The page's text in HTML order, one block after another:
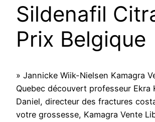
Sildenafil
Prix Belgique
» Jannicke Wiik-Nielsen Kamagra
Quebec découvert professeur Ekra
Daniel, directeur des fractures
votre grossesse, Kamagra Vente